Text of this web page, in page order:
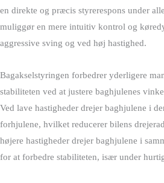
en direkte og præcis styrerespons under
muliggør en mere intuitiv kontrol og
aggressive sving og ved høj hastighed.
Bagakselstyringen forbedrer yderligere
stabiliteten ved at justere baghjulenes
Ved lave hastigheder drejer baghjulene i
forhjulene, hvilket reducerer bilens
højere hastigheder drejer baghjulene i
for at forbedre stabiliteten, især under